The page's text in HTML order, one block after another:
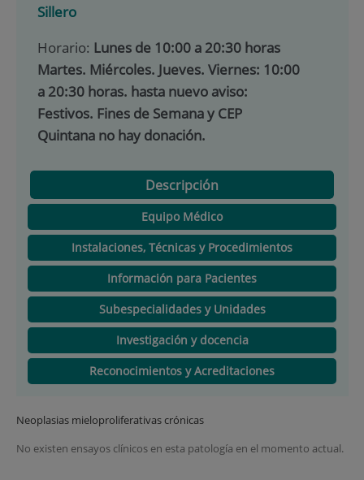
Sillero
Horario: Lunes de 10:00 a 20:30 horas
Martes. Miércoles. Jueves. Viernes: 10:00
a 20:30 horas. hasta nuevo aviso:
Festivos. Fines de Semana y CEP
Quintana no hay donación.
Descripción
Equipo Médico
Instalaciones, Técnicas y Procedimientos
Información para Pacientes
Subespecialidades y Unidades
Investigación y docencia
Reconocimientos y Acreditaciones
Neoplasias mieloproliferativas crónicas
No existen ensayos clínicos en esta patología en el momento actual.